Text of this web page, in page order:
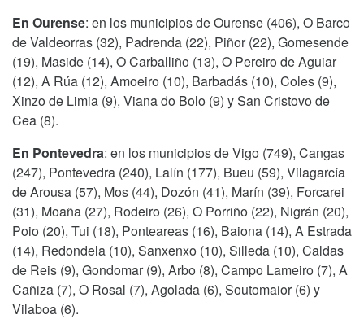
En Ourense: en los municipios de Ourense (406), O Barco
de Valdeorras (32), Padrenda (22), Piñor (22), Gomesende
(19), Maside (14), O Carballiño (13), O Pereiro de Aguiar
(12), A Rúa (12), Amoeiro (10), Barbadás (10), Coles (9),
Xinzo de Limia (9), Viana do Bolo (9) y San Cristovo de
Cea (8).
En Pontevedra: en los municipios de Vigo (749), Cangas
(247), Pontevedra (240), Lalín (177), Bueu (59), Vilagarcía
de Arousa (57), Mos (44), Dozón (41), Marín (39), Forcarei
(31), Moaña (27), Rodeiro (26), O Porriño (22), Nigrán (20),
Poio (20), Tui (18), Ponteareas (16), Baiona (14), A Estrada
(14), Redondela (10), Sanxenxo (10), Silleda (10), Caldas
de Reis (9), Gondomar (9), Arbo (8), Campo Lameiro (7), A
Cañiza (7), O Rosal (7), Agolada (6), Soutomaior (6) y
Vilaboa (6).